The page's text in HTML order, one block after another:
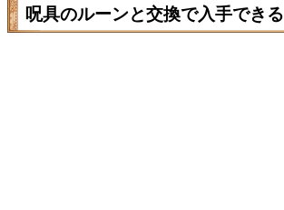
呪具のルーンと交換で入手できる